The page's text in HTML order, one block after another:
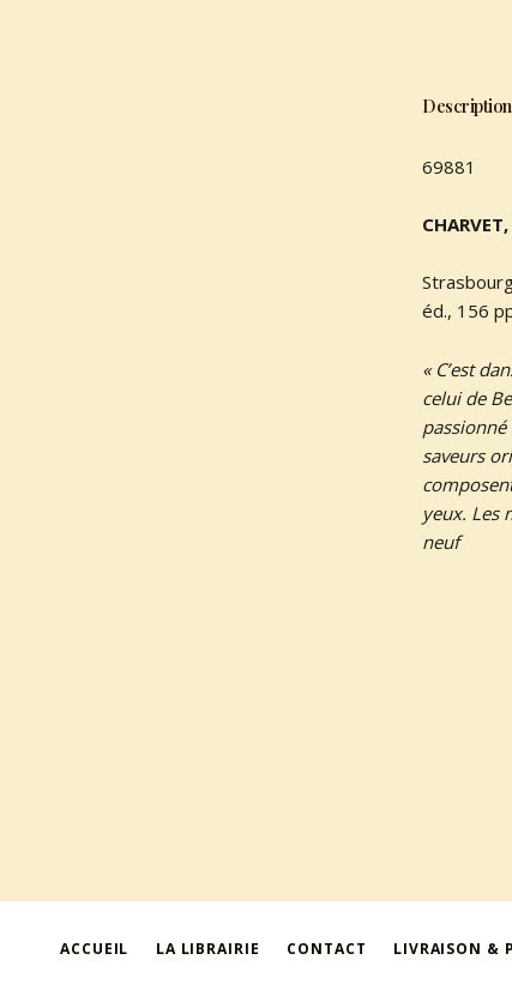
Description
69881
éd., 156
« C’est
celui de
passionné
saveurs
yeux. Les
neuf
ACCUEIL LA LIBRAIRIE CONTACT LIVRAISON &